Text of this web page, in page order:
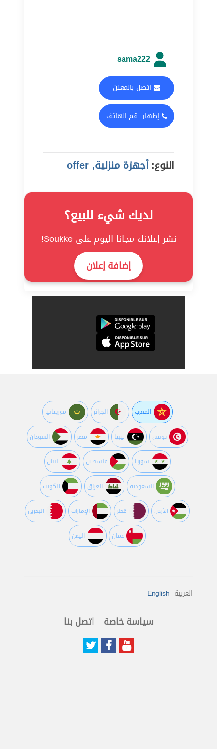
sama222
اتصل بالمعلن
إظهار رقم الهاتف
النوع:أجهزة منزلية, offer
لديك شيء للبيع؟
نشر إعلانك مجانا اليوم على Soukke!
إضافة إعلان
المغرب الجزائر موريتانيا
تونس ليبيا مصر السودان
سوريا فلسطين لبنان
السعودية العراق الكويت
اﻷردن قطر اﻹمارات البحرين
عمان اليمن
العربية English
سياسة خاصة اتصل بنا